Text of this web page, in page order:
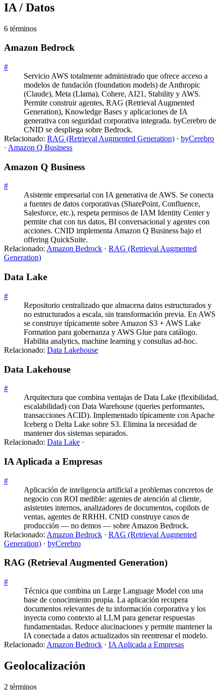
IA / Datos
6 términos
Amazon Bedrock
#
Servicio AWS totalmente administrado que ofrece acceso a
modelos de fundación (foundation models) de Anthropic
(Claude), Meta (Llama), Cohere, AI21, Stability y AWS.
Permite construir agentes, RAG (Retrieval Augmented
Generation), Knowledge Bases y aplicaciones de IA
generativa con seguridad corporativa integrada. byCerebro de
CNID se despliega sobre Bedrock.
Relacionado: RAG (Retrieval Augmented Generation) · byCerebro
· Amazon Q Business
Amazon Q Business
#
Asistente empresarial con IA generativa de AWS. Se conecta
a fuentes de datos corporativas (SharePoint, Confluence,
Salesforce, etc.), respeta permisos de IAM Identity Center y
permite chat con tus datos, BI conversacional y agentes con
acciones. CNID implementa Amazon Q Business bajo el
offering QuickSuite.
Relacionado: Amazon Bedrock · RAG (Retrieval Augmented
Generation)
Data Lake
#
Repositorio centralizado que almacena datos estructurados y
no estructurados a escala, sin transformación previa. En AWS
se construye típicamente sobre Amazon S3 + AWS Lake
Formation para gobernanza y AWS Glue para catálogo.
Habilita analytics, machine learning y consultas ad-hoc.
Relacionado: Data Lakehouse
Data Lakehouse
#
Arquitectura que combina ventajas de Data Lake (flexibilidad,
escalabilidad) con Data Warehouse (queries performantes,
transacciones ACID). Implementado típicamente con Apache
Iceberg o Delta Lake sobre S3. Elimina la necesidad de
mantener dos sistemas separados.
Relacionado: Data Lake ·
IA Aplicada a Empresas
#
Aplicación de inteligencia artificial a problemas concretos de
negocio con ROI medible: agentes de atención al cliente,
asistentes internos, analizadores de documentos, copilots de
ventas, agentes de RRHH. CNID construye casos de
producción — no demos — sobre Amazon Bedrock.
Relacionado: Amazon Bedrock · RAG (Retrieval Augmented
Generation) · byCerebro
RAG (Retrieval Augmented Generation)
#
Técnica que combina un Large Language Model con una
base de conocimiento propia. La aplicación recupera
documentos relevantes de tu información corporativa y los
inyecta como contexto al LLM para generar respuestas
fundamentadas. Reduce alucinaciones y permite mantener la
IA conectada a datos actualizados sin reentrenar el modelo.
Relacionado: Amazon Bedrock · IA Aplicada a Empresas
Geolocalización
2 términos